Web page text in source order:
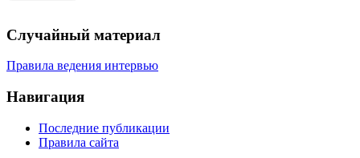
Случайный материал
Правила ведения интервью
Навигация
Последние публикации
Правила сайта